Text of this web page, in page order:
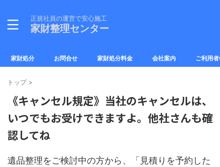
正規社員の運営で安心施工
家財整理センター
家財処分 お問合せ 家財処分料金 会社案内 ご利用
トップ >
《キャンセル規定》当社のキャンセルは、
いつでもお受けできますよ。他社さんも確
認してね
遺品整理をご検討中の方から、「見積りを予約した